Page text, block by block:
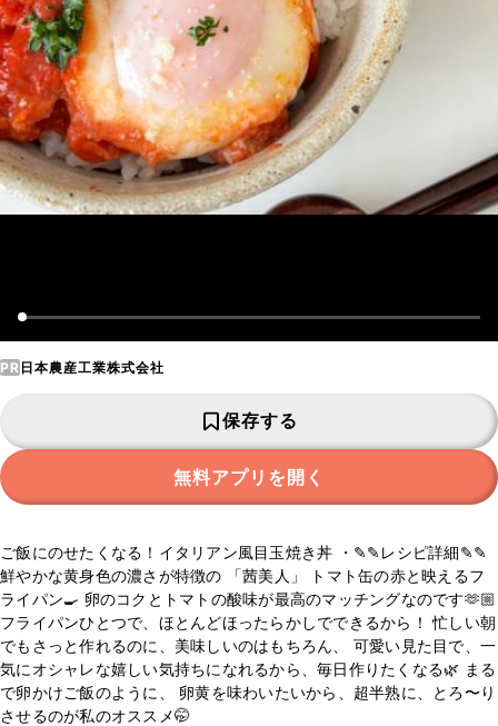
PR 日本農産工業株式会社
保存する
無料アプリを開く
ご飯にのせたくなる！イタリアン風目玉焼き丼 ・✎✎レシピ詳細✎✎
鮮やかな黄身色の濃さが特徴の 「茜美人」 トマト缶の赤と映えるフ
ライパン🍳 卵のコクとトマトの酸味が最高のマッチングなのです🫶🏼
フライパンひとつで、ほとんどほったらかしでできるから！ 忙しい朝
でもさっと作れるのに、美味しいのはもちろん、 可愛い見た目で、一
気にオシャレな嬉しい気持ちになれるから、毎日作りたくなる🌿 まる
で卵かけご飯のように、 卵黄を味わいたいから、超半熟に、とろ〜り
させるのが私のオススメ🤭